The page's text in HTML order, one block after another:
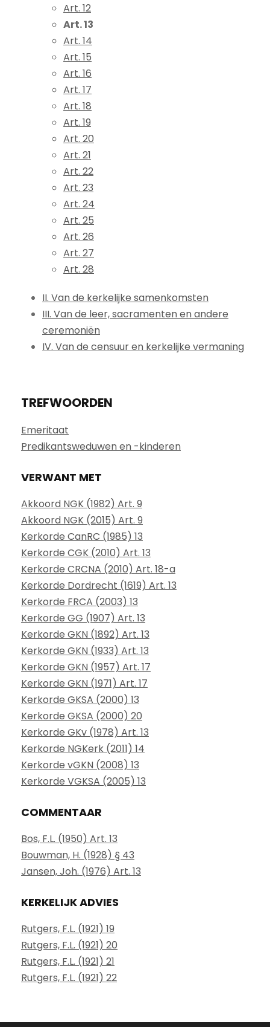
Art. 12
Art. 13
Art. 14
Art. 15
Art. 16
Art. 17
Art. 18
Art. 19
Art. 20
Art. 21
Art. 22
Art. 23
Art. 24
Art. 25
Art. 26
Art. 27
Art. 28
II. Van de kerkelijke samenkomsten
III. Van de leer, sacramenten en andere
ceremoniën
IV. Van de censuur en kerkelijke vermaning
TREFWOORDEN
Emeritaat
Predikantsweduwen en -kinderen
VERWANT MET
Akkoord NGK (1982) Art. 9
Akkoord NGK (2015) Art. 9
Kerkorde CanRC (1985) 13
Kerkorde CGK (2010) Art. 13
Kerkorde CRCNA (2010) Art. 18-a
Kerkorde Dordrecht (1619) Art. 13
Kerkorde FRCA (2003) 13
Kerkorde GG (1907) Art. 13
Kerkorde GKN (1892) Art. 13
Kerkorde GKN (1933) Art. 13
Kerkorde GKN (1957) Art. 17
Kerkorde GKN (1971) Art. 17
Kerkorde GKSA (2000) 13
Kerkorde GKSA (2000) 20
Kerkorde GKv (1978) Art. 13
Kerkorde NGKerk (2011) 14
Kerkorde vGKN (2008) 13
Kerkorde VGKSA (2005) 13
COMMENTAAR
Bos, F.L. (1950) Art. 13
Bouwman, H. (1928) § 43
Jansen, Joh. (1976) Art. 13
KERKELIJK ADVIES
Rutgers, F.L. (1921) 19
Rutgers, F.L. (1921) 20
Rutgers, F.L. (1921) 21
Rutgers, F.L. (1921) 22